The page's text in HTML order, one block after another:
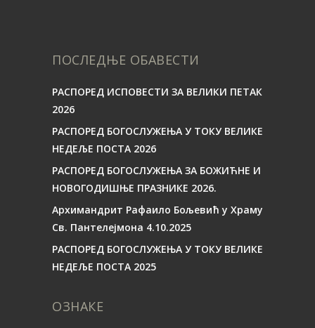
ПОСЛЕДЊЕ ОБАВЕСТИ
РАСПОРЕД ИСПОВЕСТИ ЗА ВЕЛИКИ ПЕТАК
2026
РАСПОРЕД БОГОСЛУЖЕЊА У ТОКУ ВЕЛИКЕ
НЕДЕЉЕ ПОСТА 2026
РАСПОРЕД БОГОСЛУЖЕЊА ЗА БОЖИЋНЕ И
НОВОГОДИШЊЕ ПРАЗНИКЕ 2026.
Архимандрит Рафаило Бољевић у Храму
Св. Пантелејмона 4.10.2025
РАСПОРЕД БОГОСЛУЖЕЊА У ТОКУ ВЕЛИКЕ
НЕДЕЉЕ ПОСТА 2025
ОЗНАКЕ